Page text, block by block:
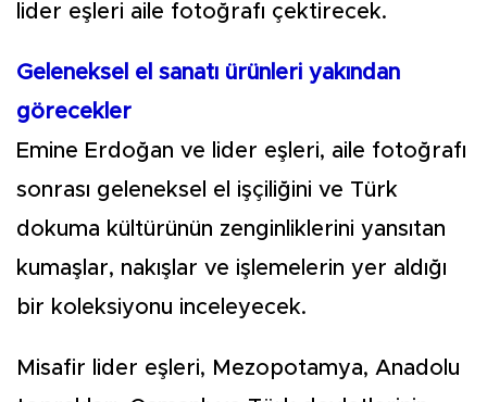
lider eşleri aile fotoğrafı çektirecek.
Geleneksel el sanatı ürünleri yakından
görecekler
Emine Erdoğan ve lider eşleri, aile fotoğrafı
sonrası geleneksel el işçiliğini ve Türk
dokuma kültürünün zenginliklerini yansıtan
kumaşlar, nakışlar ve işlemelerin yer aldığı
bir koleksiyonu inceleyecek.
Misafir lider eşleri, Mezopotamya, Anadolu